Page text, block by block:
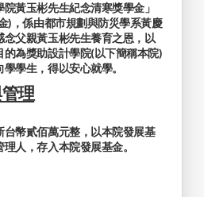
院黃玉彬先生紀念清寒獎學金」
)，係由都市規劃與防災學系黃慶
念父親黃玉彬先生養育之恩，以
的為獎助設計學院(以下簡稱本院)
學生，得以安心就學。
理
台幣貳佰萬元整，以本院發展基
人，存入本院發展基金。